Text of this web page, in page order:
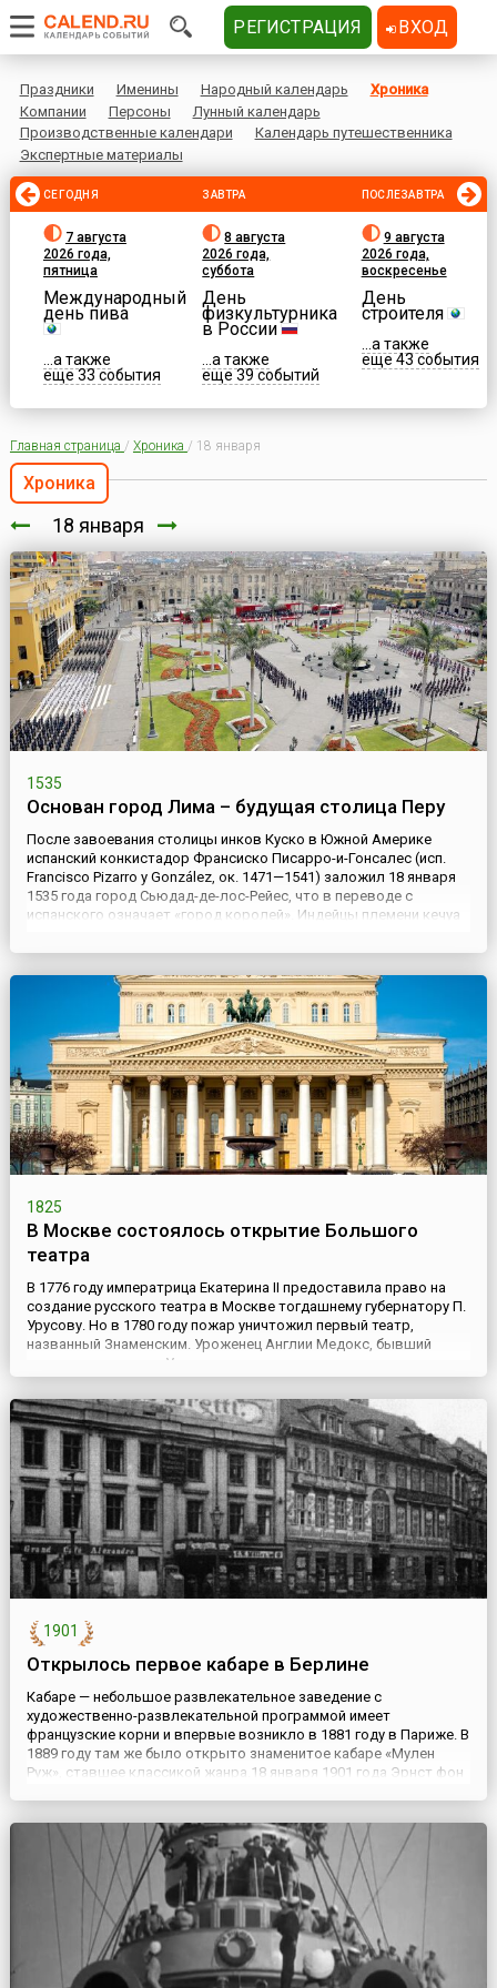
Праздники Именины Народный календарь
Хроника
Компании
Персоны
Лунный календарь
Производственные календари
Календарь путешественника
Экспертные материалы
СЕГОДНЯ
7 августа
2026 года,
пятница
Международный
день пива
...а также
еще 33 события
ЗАВТРА
8 августа
2026 года,
суббота
День
физкультурника
в России
...а также
еще 39 событий
ПОСЛЕЗАВТРА
9 августа
2026 года,
воскресенье
День
строителя
...а также
еще 43 события
Главная страница / Хроника / 18 января
Хроника
18 января
1535
Основан город Лима – будущая столица Перу
После завоевания столицы инков Куско в Южной Америке
испанский конкистадор Франсиско Писарро-и-Гонсалес (исп.
Francisco Pizarro y González, ок. 1471—1541) заложил 18 января
1535 года город Сьюдад-де-лос-Рейес, что в переводе с
испанского означает «город королей». Индейцы племени кечуа
«говорливая река». Отсюда образовалось другое название
города...
1825
В Москве состоялось открытие Большого
театра
В 1776 году императрица Екатерина II предоставила право на
создание русского театра в Москве тогдашнему губернатору П.
Урусову. Но в 1780 году пожар уничтожил первый театр,
названный Знаменским. Уроженец Англии Медокс, бывший
тогда компаньоном Урусова, отстроил новое здание на
Петровке в течение пяти месяцев. Петровский театр
просуществовал дольше. Но и его не пощадил огонь в 1805
году. В ...
1901
Открылось первое кабаре в Берлине
Кабаре — небольшое развлекательное заведение с
художественно-развлекательной программой имеет
французские корни и впервые возникло в 1881 году в Париже. В
1889 году там же было открыто знаменитое кабаре «Мулен
Руж», ставшее классикой жанра.18 января 1901 года Эрнст фон
восходи...
РЕГИСТРАЦИЯ ВХОД